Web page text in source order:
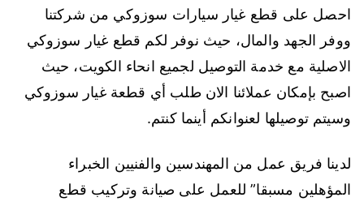
احصل على قطع غيار سيارات سوزوكي من شركتنا
ووفر الجهد والمال، حيث نوفر لكم قطع غيار سوزوكي
الاصلية مع خدمة التوصيل لجميع انحاء الكويت، حيث
اصبح بإمكان عملائنا الان طلب أي قطعة غيار سوزوكي
وسيتم توصيلها لعنوانكم أينما كنتم.
لدينا فريق عمل من المهندسين والفنيين الخبراء
المؤهلين مسبقا” للعمل على صيانة وتركيب قطع